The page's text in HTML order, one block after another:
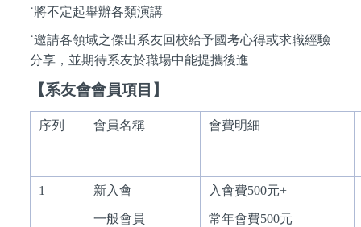
˙將不定起舉辦各類演講
˙邀請各領域之傑出系友回校給予國考心得或求職經驗
分享，並期待系友於職場中能提攜後進
【系友會會員項目】
序列 會員名稱 會費明細
1 新入會
一般會員
入會費500元+
常年會費500元